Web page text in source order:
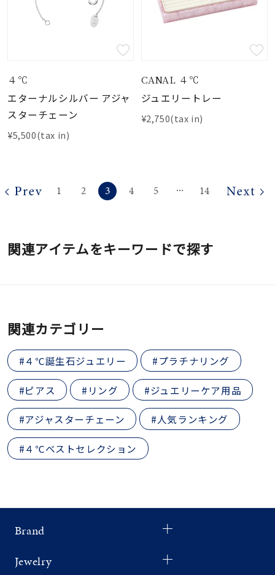
４℃
エターナルシルバー アジャ
スターチェーン
¥5,500(tax in)
CANAL ４℃
ジュエリートレー
¥2,750(tax in)
1 2 3 4 5 ⋯ 14
関連アイテムをキーワードで探す
関連カテゴリー
#４℃誕生石ジュエリー #プラチナリング
#ピアス #リング #ジュエリーケア用品
#アジャスターチェーン #人気ランキング
#４℃ベストセレクション
Brand
Jewelry